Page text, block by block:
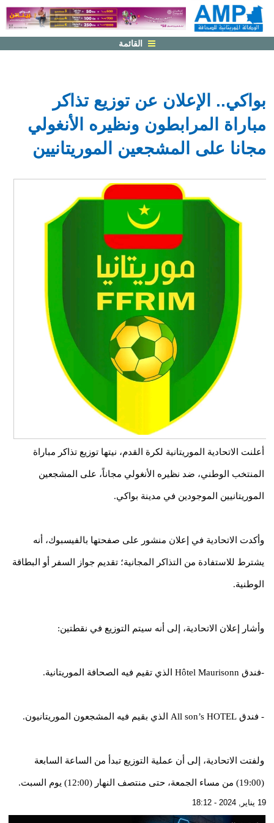
القائمة
بواكي.. الإعلان عن توزيع تذاكر
مباراة المرابطون ونظيره الأنغولي
مجانا على المشجعين الموريتانيين
أعلنت الاتحادية الموريتانية لكرة القدم، نيتها توزيع تذاكر مباراة
المنتخب الوطني، ضد نظيره الأنغولي مجاناً، على المشجعين
الموريتانيين الموجودين في مدينة بواكي.
وأكدت الاتحادية في إعلان منشور على صفحتها بالفيسبوك، أنه
يشترط للاستفادة من التذاكر المجانية؛ تقديم جواز السفر أو البطاقة
الوطنية.
وأشار إعلان الاتحادية، إلى أنه سيتم التوزيع في نقطتين:
-فندق Hôtel Maurisonn الذي تقيم فيه الصحافة الموريتانية.
- فندق All son’s HOTEL الذي بقيم فيه المشجعون الموريتانيون.
ولفتت الاتحادية، إلى أن عملية التوزيع تبدأ من الساعة السابعة
(19:00) من مساء الجمعة، حتى منتصف النهار (12:00) يوم السبت.
19 يناير, 2024 - 18:12